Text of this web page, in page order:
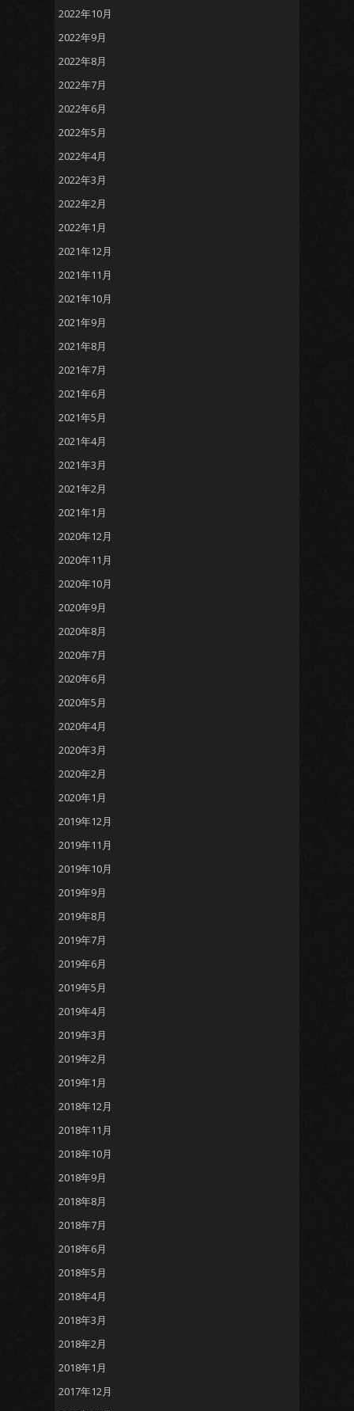
2022年10月
2022年9月
2022年8月
2022年7月
2022年6月
2022年5月
2022年4月
2022年3月
2022年2月
2022年1月
2021年12月
2021年11月
2021年10月
2021年9月
2021年8月
2021年7月
2021年6月
2021年5月
2021年4月
2021年3月
2021年2月
2021年1月
2020年12月
2020年11月
2020年10月
2020年9月
2020年8月
2020年7月
2020年6月
2020年5月
2020年4月
2020年3月
2020年2月
2020年1月
2019年12月
2019年11月
2019年10月
2019年9月
2019年8月
2019年7月
2019年6月
2019年5月
2019年4月
2019年3月
2019年2月
2019年1月
2018年12月
2018年11月
2018年10月
2018年9月
2018年8月
2018年7月
2018年6月
2018年5月
2018年4月
2018年3月
2018年2月
2018年1月
2017年12月